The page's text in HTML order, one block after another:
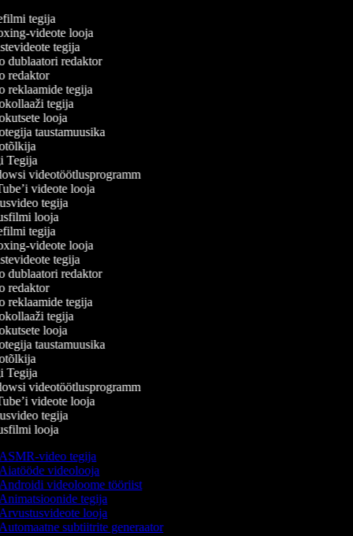
tegija
videote looja
tegija
dublaatori redaktor
redaktor
reklaamide tegija
tegija
looja
taustamuusika
videotöötlusprogramm
videote looja
tegija
looja
tegija
videote looja
tegija
dublaatori redaktor
redaktor
reklaamide tegija
tegija
looja
taustamuusika
videotöötlusprogramm
videote looja
tegija
looja
video tegija
videolooja
videoloome tööriist
tegija
looja
subtiitrite generaator